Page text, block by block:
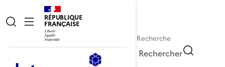
RÉPUBLIQUE
FRANÇAISE
Rechercher